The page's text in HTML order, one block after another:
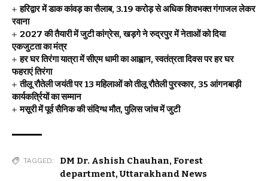
हरिद्वार में डाक कांवड़ का सैलाब, 3.19 करोड़ से अधिक शिवभक्त गंगाजल लेकर
रवाना
2027 की तैयारी में जुटी कांग्रेस, खड़गे ने रुद्रपुर में नेताओं को दिया
एकजुटता का मंत्र
हर घर तिरंगा यात्रा में सीएम धामी का आह्वान, स्वतंत्रता दिवस पर हर घर
फहराएं तिरंगा
तीलू रौतेली जयंती पर 13 महिलाओं को तीलू रौतेली पुरस्कार, 35 आंगनबाड़ी
कार्यकर्त्रियों का सम्मान
मसूरी में पूर्व सैनिक की संदिग्ध मौत, पुलिस जांच में जुटी
TAGGED: DM Dr. Ashish Chauhan, Forest
department,Uttarakhand News